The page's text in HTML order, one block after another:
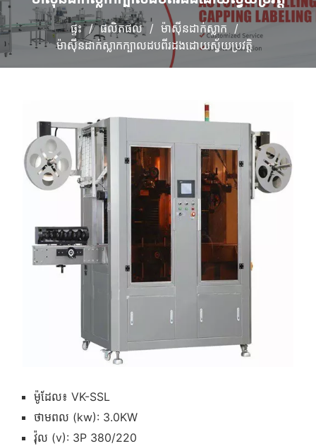
ផ្ទះ ផលិតផល
ម៉ាស៊ីនដាក់ស្លាក
ម៉ាស៊ីនដាក់ស្លាកក្បាលដបពីរដងដោយស្វ័យប្រវត្តិ
ម៉ូដែល៖ VK-SSL
ថាមពល (kw): 3.0KW
វ៉ុល (v): 3P 380/220